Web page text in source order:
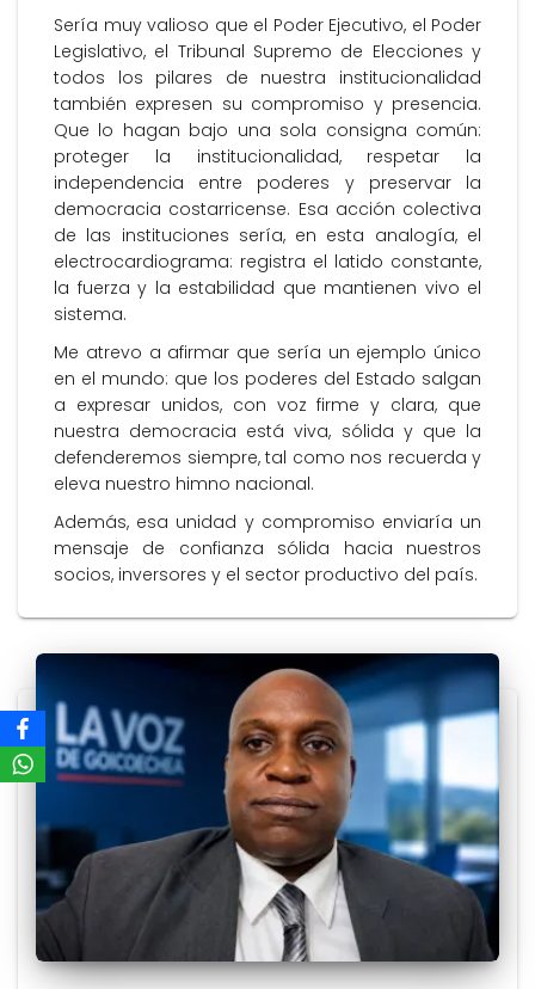
Sería muy valioso que el Poder Ejecutivo, el Poder
Legislativo, el Tribunal Supremo de Elecciones y
todos los pilares de nuestra institucionalidad
también expresen su compromiso y presencia.
Que lo hagan bajo una sola consigna común:
proteger la institucionalidad, respetar la
independencia entre poderes y preservar la
democracia costarricense. Esa acción colectiva
de las instituciones sería, en esta analogía, el
electrocardiograma: registra el latido constante,
la fuerza y la estabilidad que mantienen vivo el
sistema.
Me atrevo a afirmar que sería un ejemplo único
en el mundo: que los poderes del Estado salgan
a expresar unidos, con voz firme y clara, que
nuestra democracia está viva, sólida y que la
defenderemos siempre, tal como nos recuerda y
eleva nuestro himno nacional.
Además, esa unidad y compromiso enviaría un
mensaje de confianza sólida hacia nuestros
socios, inversores y el sector productivo del país.